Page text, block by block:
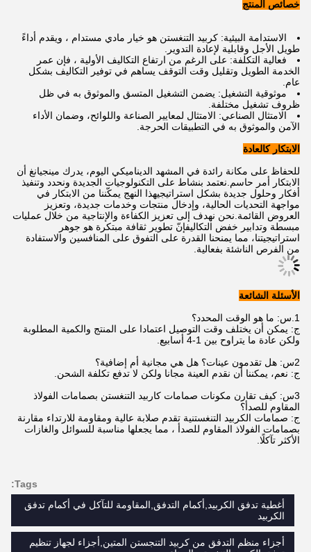
خصائص المنتج
الاستدامة البيئية: كربيد التنغستن هو خيار مادي مستدام ، ويقدم أداءً
طويل الأجل وقابلية لإعادة التدوير.
فعالية التكلفة: على الرغم من ارتفاع التكاليف الأولية ، فإن عمر
الخدمة الطويل وتقليل وقت التوقف يساهم في توفير التكاليف بشكل
عام.
موثوقية التشغيل: يضمن التشغيل المتسق والموثوق به في ظل
ظروف تشغيل مختلفة.
الامتثال الصناعي: الامتثال لمعايير الصناعة واللوائح، وضمان الأداء
الآمن والموثوق به في التطبيقات الحرجة.
الابتكار كالعادة
للحفاظ على مكانة رائدة في المشهد الديناميكي اليوم، يدرك مينجيانغ أن
الابتكار أمر حاسم.نعتمد بنشاط على التكنولوجيات الجديدة ونحدد وتنفيذ
أفكار وحلول جديدة بشكل استراتيجيهذا النهج يمكّننا من الابتكار في
مواجهة التحديات الحالية، وإدخال منتجات وخدمات جديدة، وتعزيز
العروض القائمة.نحن نهدف إلى تعزيز الكفاءة والإنتاجية من خلال عمليات
مبسطة وتدابير خفض التكاليفإنّ تطوير ثقافة مبتكرة هو جوهر
استراتيجيتنا، مما يمنحنا القدرة على التفوق على المنافسين والاستفادة
من الفرص الناشئة بفعالية.
الأسئلة الشائعة
1. س: ما هو الوقت المحدد؟
ج: يمكن أن يختلف وقت التوصيل اعتمادا على المنتج والكمية المطلوبة
ولكن عادة ما يتراوح بين 1-4 أسابيع.
2س: هل تقدمون عينات؟ هل هي مجانية أم إضافية؟
ج: نعم، يمكننا أن نقدم العينة مجانا ولكن لا تدفع تكلفة الشحن.
3س: كيف تقارن مكونات صمامات كاربيد التنغستن بصمامات الفولاذ
المقاوم للصدأ؟
ج: صمامات الكربيد التنغستنية تقدم صلابة عالية ومقاومة للارتداء مقارنة
بصمامات الفولاذ المقاوم للصدأ ، مما يجعلها مناسبة للسوائل والغازات
الأكثر تآكلًا.
Tags:
أغطية تدفق الكربيد,أكمام التدفق,المقاومة للتآكل في أكمام تدفق
الكربيد
أجزاء منظم التدفق من كربيد التنجستن المتين,أجزاء لجهاز تنظيم